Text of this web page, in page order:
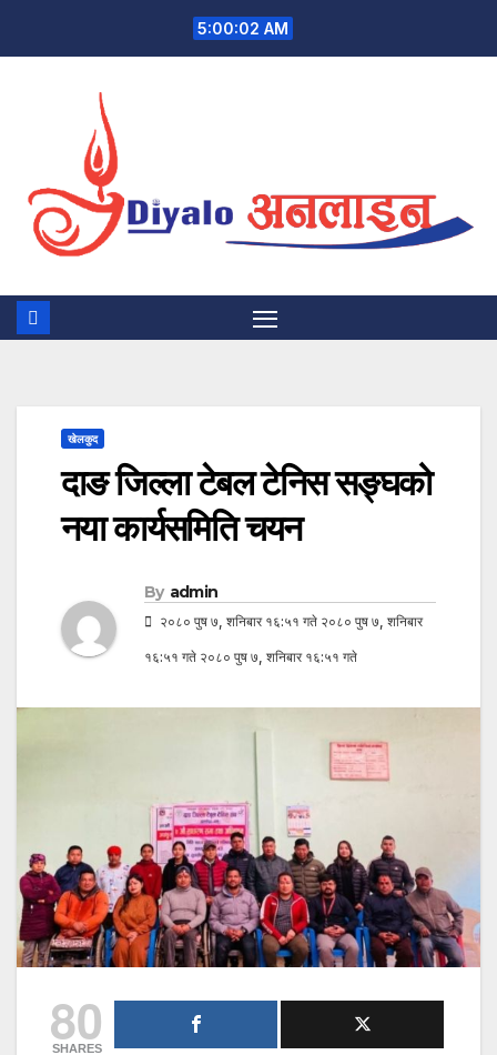
5:00:02 AM
खेलकुद
दाङ जिल्ला टेबल टेनिस सङ्घको
नया कार्यसमिति चयन
By admin
२०८० पुष ७, शनिबार १६:५१ गते २०८० पुष ७, शनिबार
१६:५१ गते २०८० पुष ७, शनिबार १६:५१ गते
80
SHARES